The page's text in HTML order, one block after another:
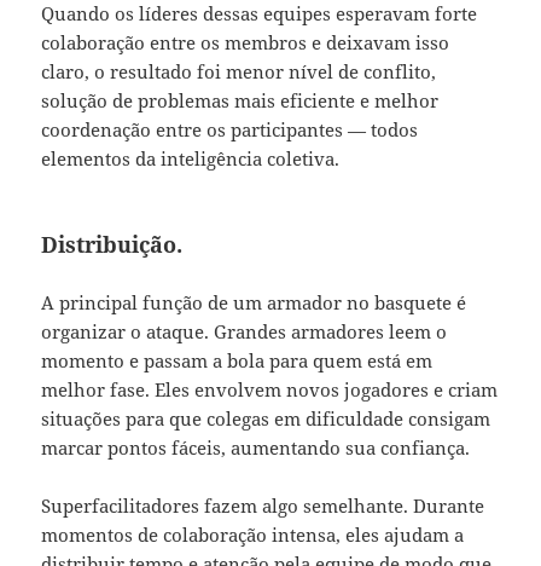
Quando os líderes dessas equipes esperavam forte
colaboração entre os membros e deixavam isso
claro, o resultado foi menor nível de conflito,
solução de problemas mais eficiente e melhor
coordenação entre os participantes — todos
elementos da inteligência coletiva.
Distribuição.
A principal função de um armador no basquete é
organizar o ataque. Grandes armadores leem o
momento e passam a bola para quem está em
melhor fase. Eles envolvem novos jogadores e criam
situações para que colegas em dificuldade consigam
marcar pontos fáceis, aumentando sua confiança.
Superfacilitadores fazem algo semelhante. Durante
momentos de colaboração intensa, eles ajudam a